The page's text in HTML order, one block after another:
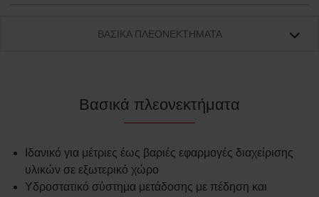
ΒΑΣΙΚΆ ΠΛΕΟΝΕΚΤΉΜΑΤΑ
Βασικά πλεονεκτήματα
Ιδανικό για μέτριες έως βαριές εφαρμογές διαχείρισης
υλικών σε εξωτερικό χώρο
Υδροστατικό σύστημα μετάδοσης με πέδηση και